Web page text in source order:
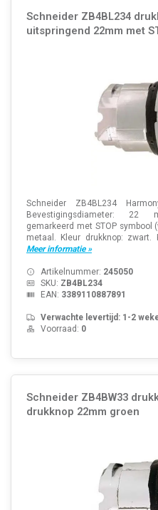
Schneider ZB4BL234
uitspringend 22mm met
Schneider ZB4BL234
Bevestigingsdiameter: 22
gemarkeerd met STOP symbool
metaal. Kleur drukknop: zwart.
Meer informatie »
Artikelnummer: 245050
SKU: ZB4BL234
EAN: 3389110887891
Verwachte levertijd: 1-2
Voorraad: 0
Schneider ZB4BW33
drukknop 22mm groen